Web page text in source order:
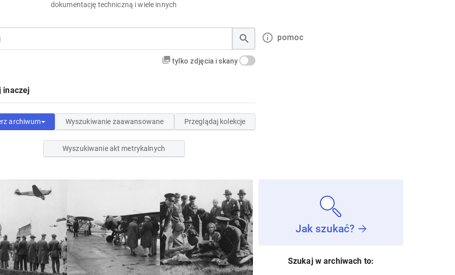
dokumentację techniczną i wiele innych
tylko zdjęcia i skany
pomoc
inaczej
archiwum Wyszukiwanie zaawansowane Przeglądaj kolekcje
Wyszukiwanie akt metrykalnych
Jak szukać?
Szukaj w archiwach to: